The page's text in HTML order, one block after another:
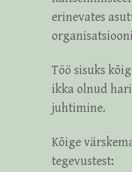
erinevates
Töö sisuks
ikka olnud
juhtimine.
Kõige
tegevustest: